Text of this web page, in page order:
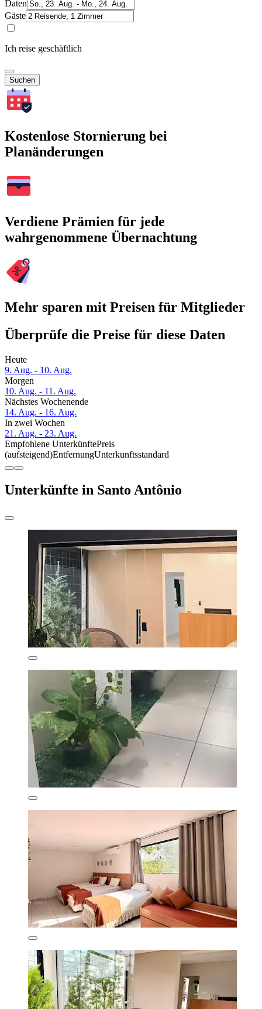
Daten
Gäste
Ich reise geschäftlich
Suchen
Kostenlose Stornierung bei
Planänderungen
Verdiene Prämien für jede
wahrgenommene Übernachtung
Mehr sparen mit Preisen für Mitglieder
Überprüfe die Preise für diese Daten
Heute
9. Aug. - 10. Aug.
Morgen
10. Aug. - 11. Aug.
Nächstes Wochenende
14. Aug. - 16. Aug.
In zwei Wochen
21. Aug. - 23. Aug.
Empfohlene UnterkünftePreis
(aufsteigend)EntfernungUnterkunftsstandard
Unterkünfte in Santo Antônio